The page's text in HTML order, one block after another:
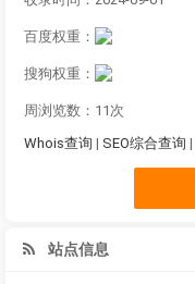
百度权重：
搜狗权重：
周浏览数：11次
Whois查询 | SEO综合查询 |
站点信息